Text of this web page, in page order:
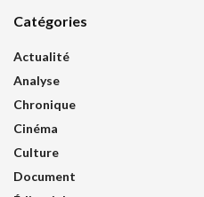
Catégories
Actualité
Analyse
Chronique
Cinéma
Culture
Document